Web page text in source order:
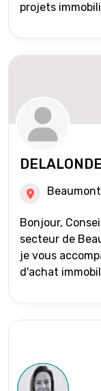
projets
Bonjour, Conseiller immobilier du réseau IAD sur le
secteur de
je vous
d'achat